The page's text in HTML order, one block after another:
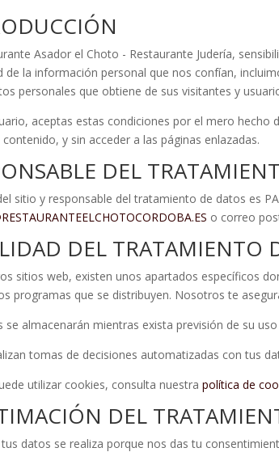
Asador el Choto - Restaurante Judería,
de la información personal que nos confían,
personales que obtiene de sus visitantes y
aceptas estas condiciones por el mero hecho
contenido, y sin acceder a las páginas enlazadas.
DEL
sitio y responsable del tratamiento de datos es
o correo
DEL TRATAMIENTO
sitios web, existen unos apartados específicos
programas que se distribuyen. Nosotros te
se almacenarán mientras exista previsión de su
tomas de decisiones automatizadas con tus
utilizar cookies, consulta nuestrapolítica de
DEL
tus datos se realiza porque nos das tu